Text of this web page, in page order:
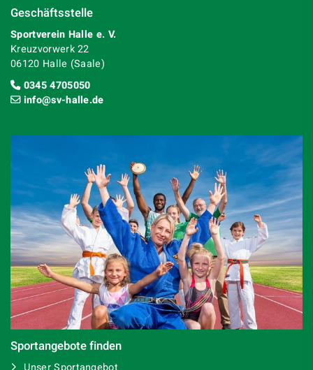
Geschäftsstelle
Sportverein Halle e. V.
Kreuzvorwerk 22
06120 Halle (Saale)
0345 4705050
info@sv-halle.de
Sportangebote finden